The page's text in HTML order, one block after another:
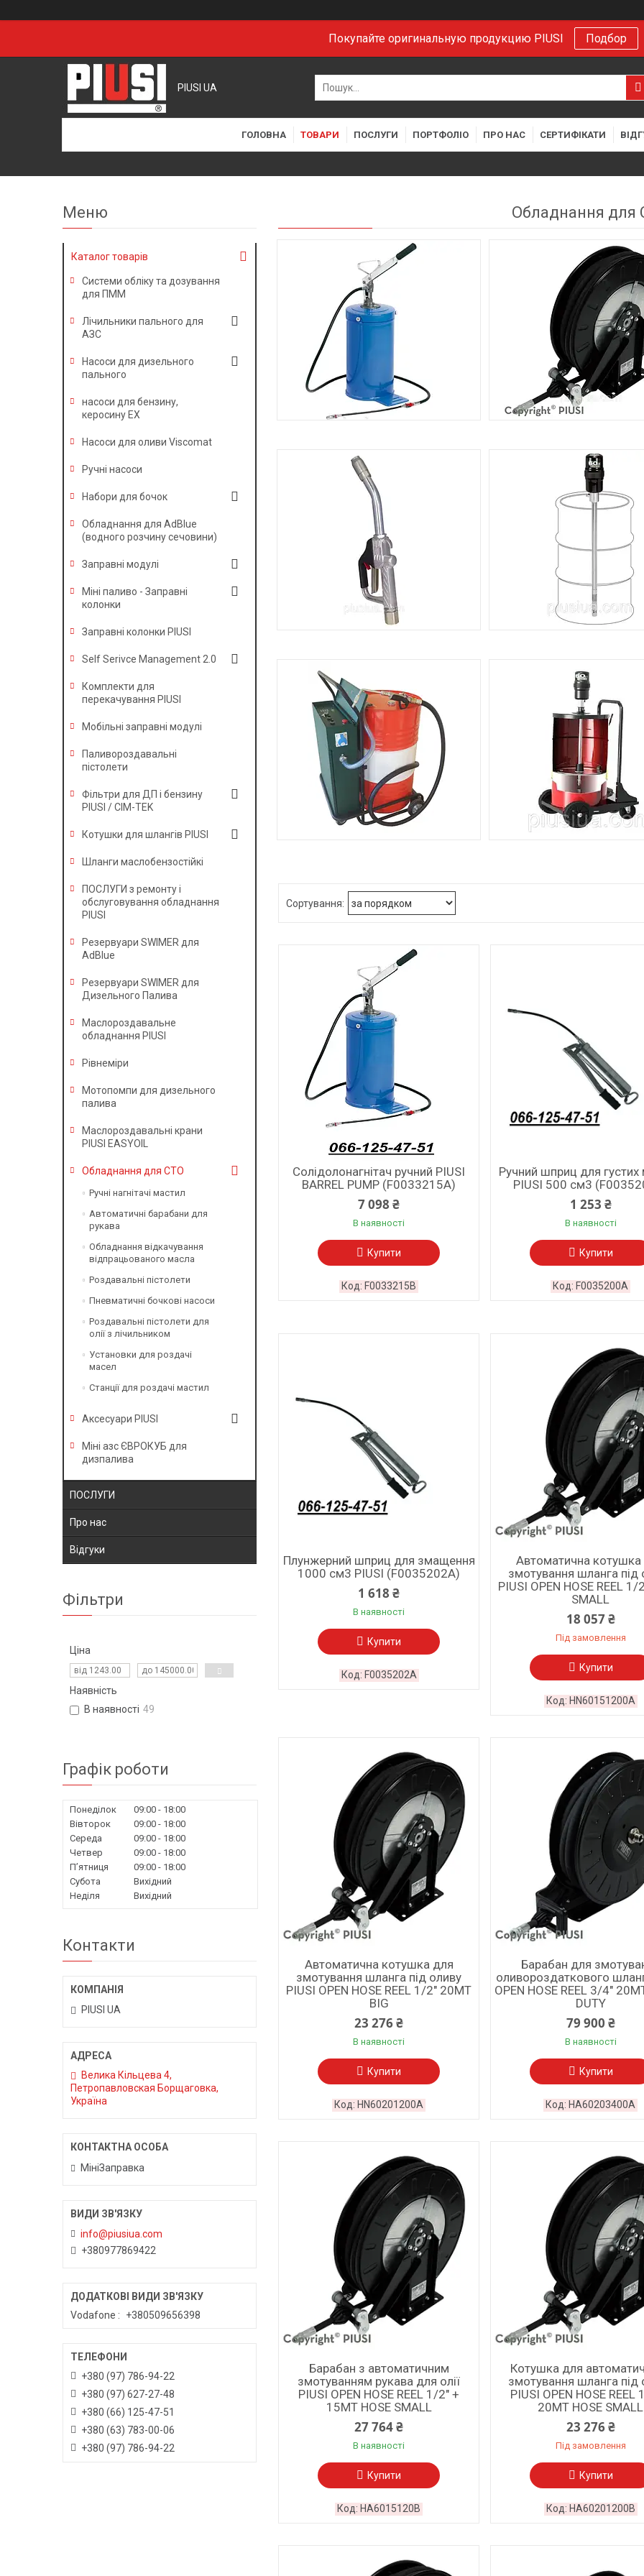
Покупайте оригинальную продукцию PIUSI Подбор
PIUSI UA
ГОЛОВНА ТОВАРИ ПОСЛУГИ ПОРТФОЛІО ПРО НАС СЕРТИФІКАТИ
Обладнання для
Солідолонагнітач ручний PIUSI
BARREL PUMP (F0033215A)
7 098 ₴
В наявності
Купити
F0033215B
Ручний шприц для густих
PIUSI 500 см3
1 253 ₴
В наявності
Купити
F0035200A
Плунжерний шприц для змащення
1000 см3 PIUSI (F0035202A)
1 618 ₴
В наявності
Купити
F0035202A
Автоматична котушка
змотування шланга під
PIUSI OPEN HOSE REEL
SMALL
18 057 ₴
Під замовлення
Купити
HN60151200A
Автоматична котушка для
змотування шланга під оливу
PIUSI OPEN HOSE REEL 1/2" 20MT
BIG
23 276 ₴
В наявності
Купити
HN60201200A
Барабан для
оливороздаткового
OPEN HOSE REEL 3/4"
DUTY
79 900 ₴
В наявності
Купити
HA60203400A
Барабан з автоматичним
змотуванням рукава для олії
PIUSI OPEN HOSE REEL 1/2" +
15MT HOSE SMALL
27 764 ₴
В наявності
Купити
HA6015120B
Котушка для
змотування шланга під
PIUSI OPEN HOSE REEL
20MT HOSE SMALL
23 276 ₴
Під замовлення
Купити
HA60201200B
Каталог товарів
Системи обліку та дозування
для ПММ
Лічильники пального для
АЗС
Насоси для дизельного
пального
насоси для бензину,
керосину EX
Насоси для оливи Viscomat
Ручні насоси
Набори для бочок
Обладнання для AdBlue
(водного розчину сечовини)
Заправні модулі
Міні паливо - Заправні
колонки
Заправні колонки PIUSI
Self Serivce Management 2.0
Комплекти для
перекачування PIUSI
Мобільні заправні модулі
Паливороздавальні
пістолети
Фільтри для ДП і бензину
PIUSI / CIM-TEK
Котушки для шлангів PIUSI
Шланги маслобензостійкі
ПОСЛУГИ з ремонту і
обслуговування обладнання
PIUSI
Резервуари SWIMER для
AdBlue
Резервуари SWIMER для
Дизельного Палива
Маслороздавальне
обладнання PIUSI
Рівнеміри
Мотопомпи для дизельного
палива
Маслороздавальні крани
PIUSI EASYOIL
Обладнання для СТО
Ручні нагнітачі мастил
Автоматичні барабани для
рукава
Обладнання відкачування
відпрацьованого масла
Роздавальні пістолети
Пневматичні бочкові насоси
Роздавальні пістолети для
олії з лічильником
Установки для роздачі
масел
Станції для роздачі мастил
Аксесуари PIUSI
Міні азс ЄВРОКУБ для
дизпалива
ПОСЛУГИ
Про нас
Відгуки
Фільтри
Ціна
Наявність
В наявності 49
Графік роботи
Понеділок 09:00
18:00
Вівторок
09:00
18:00
Середа
09:00
18:00
Четвер
09:00
18:00
Пʼятниця
09:00
18:00
Субота
Вихідний
Неділя
Вихідний
Контакти
PIUSI UA
Велика Кільцева 4,
Петропавловская Борщаговка,
Україна
МініЗаправка
info@piusiua.com
+380977869422
Vodafone +380509656398
+380 (97) 786-94-22
+380 (97) 627-27-48
+380 (66) 125-47-51
+380 (63) 783-00-06
+380 (97) 786-94-22